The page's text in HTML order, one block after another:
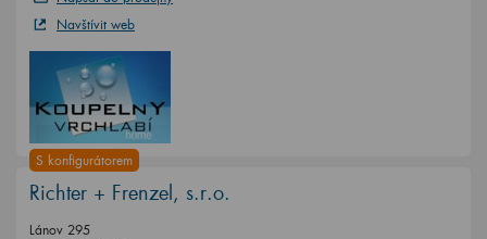
Navštívit web
S konfigurátorem
Richter + Frenzel, s.r.o.
Lánov 295